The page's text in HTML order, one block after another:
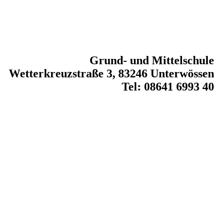
Grund- und Mittelschule
Wetterkreuzstraße 3, 83246 Unterwössen
Tel: 08641 6993 40